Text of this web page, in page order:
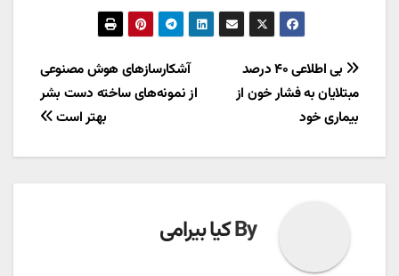
راهبری
نوشته
آشکارسازهای هوش مصنوعی
از نمونه‌های ساخته دست بشر
بهتر است
بی اطلاعی ۴۰ درصد
مبتلایان به فشار خون از
بیماری خود
Byکیا بیرامی